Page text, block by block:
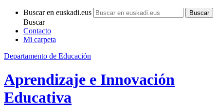
Buscar en euskadi.eus
Buscar
Contacto
Mi carpeta
Departamento de Educación
Aprendizaje e Innovación
Educativa